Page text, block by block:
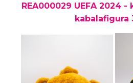
REA000029 UEFA 2024
kabalafigura